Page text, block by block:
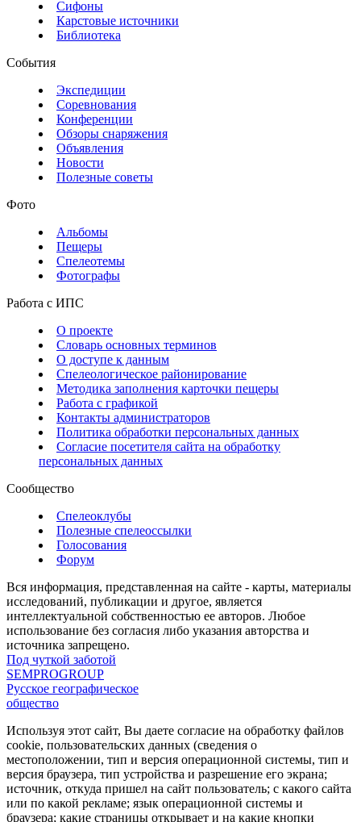
Сифоны
Карстовые источники
Библиотека
События
Экспедиции
Соревнования
Конференции
Обзоры снаряжения
Объявления
Новости
Полезные советы
Фото
Альбомы
Пещеры
Спелеотемы
Фотографы
Работа с ИПС
О проекте
Словарь основных терминов
О доступе к данным
Спелеологическое районирование
Методика заполнения карточки пещеры
Работа с графикой
Контакты администраторов
Политика обработки персональных данных
Согласие посетителя сайта на обработку
персональных данных
Сообщество
Спелеоклубы
Полезные спелеоссылки
Голосования
Форум
Вся информация, представленная на сайте - карты, материалы
исследований, публикации и другое, является
интеллектуальной собственностью ее авторов. Любое
использование без согласия либо указания авторства и
источника запрещено.
Под чуткой заботой
SEMPROGROUP
Русское географическое
общество
Используя этот сайт, Вы даете согласие на обработку файлов
cookie, пользовательских данных (сведения о
местоположении, тип и версия операционной системы, тип и
версия браузера, тип устройства и разрешение его экрана;
источник, откуда пришел на сайт пользователь; с какого сайта
или по какой рекламе; язык операционной системы и
браузера; какие страницы открывает и на какие кнопки